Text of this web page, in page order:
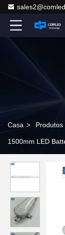
Casa > Produtos
1500mm LED